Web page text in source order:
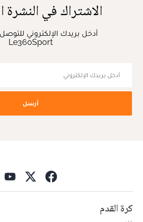
الاشتراك في النشرة
أدخل بريدك الإلكتروني للتوصل
Le360Sport
أرسل
كرة القدم